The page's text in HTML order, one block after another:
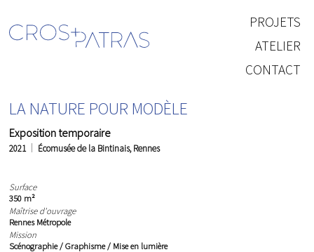
CONTACT
ATELIER
PROJETS
LA NATURE POUR MODÈLE
Exposition temporaire
2021 Écomusée de la Bintinais, Rennes
Surface
350 m²
Maîtrise d'ouvrage
Rennes Métropole
Mission
Scénographie / Graphisme / Mise en lumière